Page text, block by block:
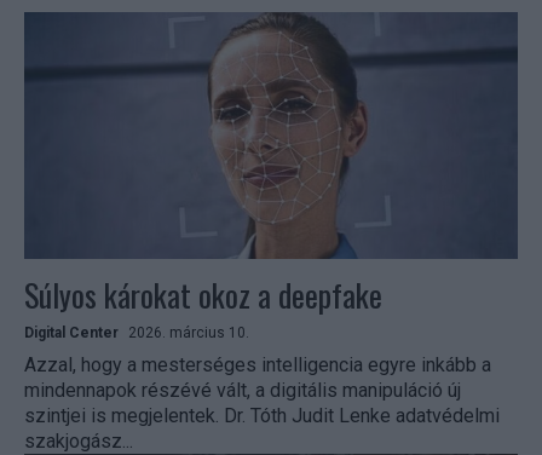
Súlyos károkat okoz a deepfake
Digital Center 2026. március 10.
Azzal, hogy a mesterséges intelligencia egyre inkább a
mindennapok részévé vált, a digitális manipuláció új
szintjei is megjelentek. Dr. Tóth Judit Lenke adatvédelmi
szakjogász...